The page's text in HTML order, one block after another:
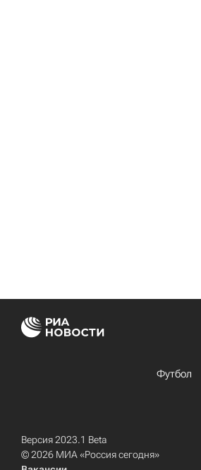
Футбол
Версия 2023.1 Beta
© 2026 МИА «Россия сегодня»